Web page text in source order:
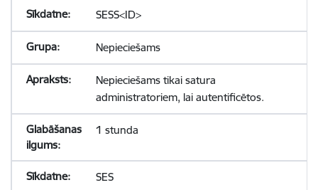
SESS<ID>
Nepieciešams
Nepieciešams tikai satura
administratoriem, lai autentificētos.
1 stunda
SES